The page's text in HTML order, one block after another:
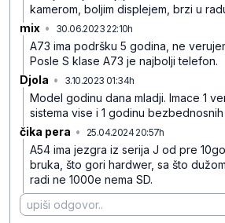
kamerom, boljim displejem, brzi u
mix • 30.06.2023 22:10h
A73 ima podršku 5 godina, ne
Posle S klase A73 je najbolji telefon.
Djola • 3.10.2023 01:34h
Model godinu dana mladji. Imace 1
sistema vise i 1 godinu
čika pera • 25.04.2024 20:57h
A54 ima jezgra iz serija J od pre
bruka, što gori hardwer, sa što
radi ne 1000e nema SD.